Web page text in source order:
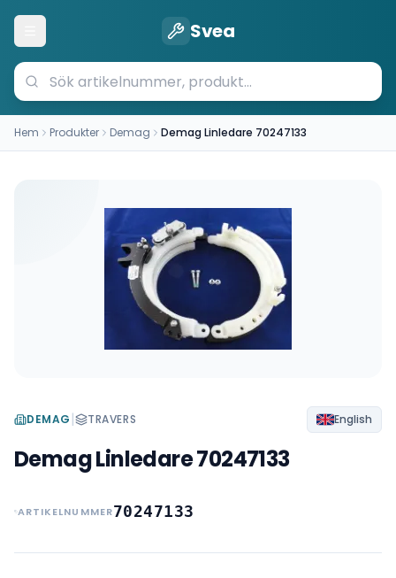
Öppna meny Svea
Hem Produkter Demag Demag Linledare 70247133
DEMAG | TRAVERS English
Demag Linledare 70247133
ARTIKELNUMMER70247133